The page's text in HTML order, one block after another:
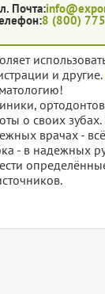
Почта:
8 (800)
и другие.
о своих
врачах -
- в надежных